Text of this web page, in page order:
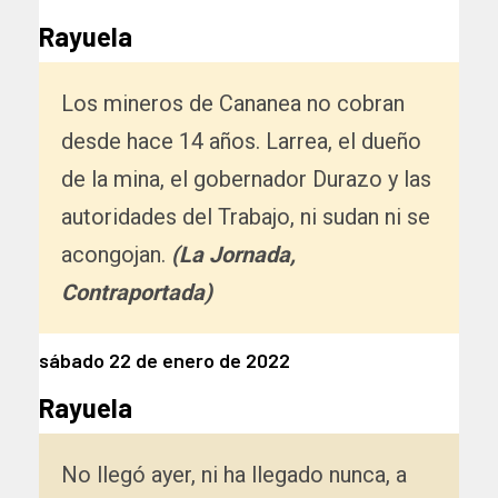
Rayuela
Los mineros de Cananea no cobran
desde hace 14 años. Larrea, el dueño
de la mina, el gobernador Durazo y las
autoridades del Trabajo, ni sudan ni se
acongojan. (La Jornada,
Contraportada)
sábado 22 de enero de 2022
Rayuela
No llegó ayer, ni ha llegado nunca, a